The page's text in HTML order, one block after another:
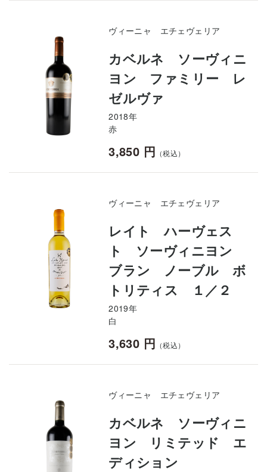
ヴィーニャ エチェヴェリア
カベルネ ソーヴィニ
ヨン ファミリー レ
ゼルヴァ
2018年
赤
3,850 円 （税込）
ヴィーニャ エチェヴェリア
レイト ハーヴェス
ト ソーヴィニヨン
ブラン ノーブル ボ
トリティス １／２
2019年
白
3,630 円 （税込）
ヴィーニャ エチェヴェリア
カベルネ ソーヴィニ
ヨン リミテッド エ
ディション